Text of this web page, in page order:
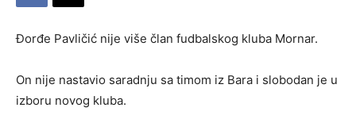
Đorđe Pavličić nije više član fudbalskog kluba Mornar.
On nije nastavio saradnju sa timom iz Bara i slobodan je u
izboru novog kluba.